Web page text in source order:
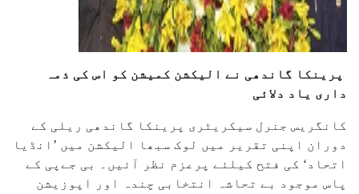
پرینکا گاندھی نے الیکشن کمیشن کو اس کی ذمہ
داری یاد دلائی
کانگریس جنرل سیکریٹری پرینکا گاندھی ریلی کے
دوران اپنی تقریر میں لوک سبھا الیکشن میں ’انڈیا
اتحاد‘ کی فتح کیلئے پرعزم نظر آئیں۔ بی جےپی کے
پاس موجود بے تحاشہ انتخابی چندہ اور اپوزیشن